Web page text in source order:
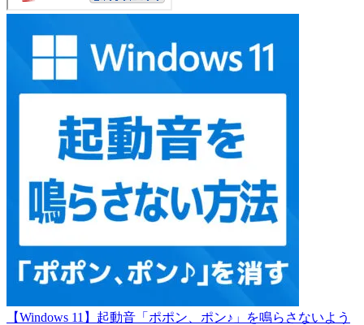
【Windows 11】起動音「ポポン、ポン♪」を鳴らさないよう